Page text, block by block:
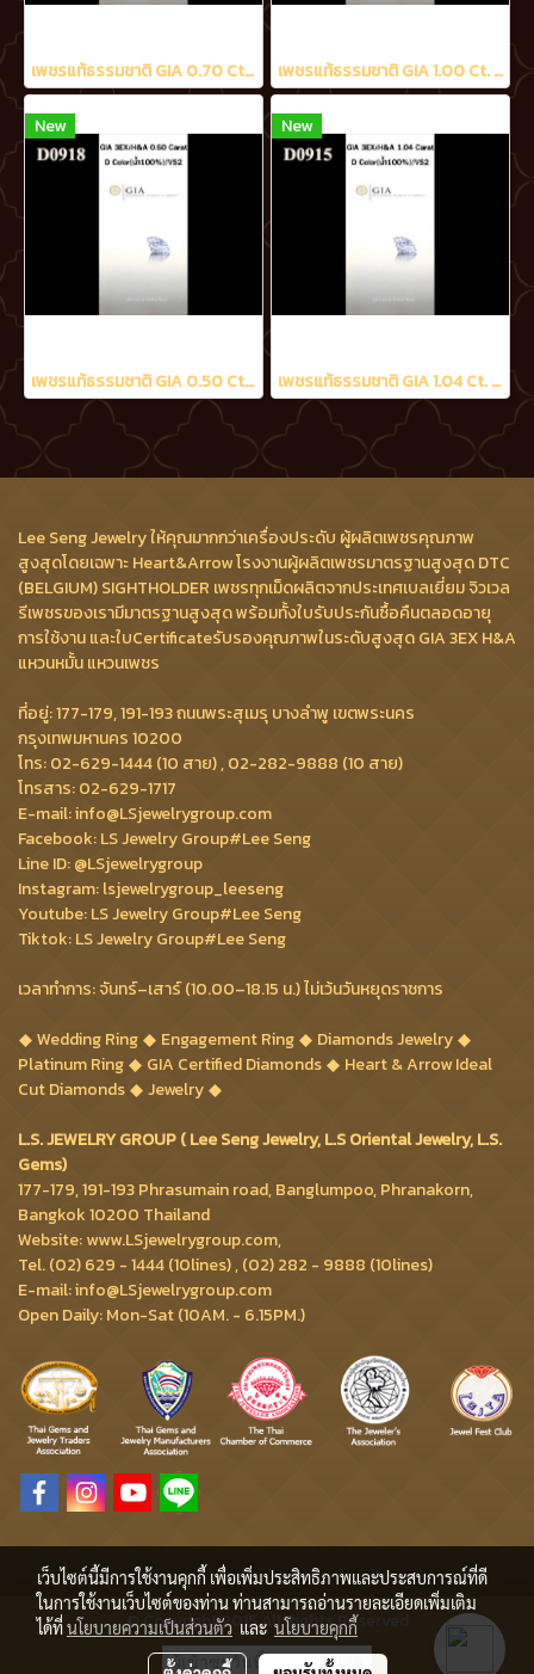
เพชรแท้ธรรมชาติ GIA 0.70 Ct. D/VS2 เพชรแท้ธรรมชาติ GIA 1.00 Ct. D/VS2
New
เพชรแท้ธรรมชาติ GIA 0.50 Ct. D/VS2
New
เพชรแท้ธรรมชาติ GIA 1.04 Ct. D/VS2
Lee Seng Jewelry ให้คุณมากกว่าเครื่องประดับ ผู้ผลิตเพชรคุณภาพ
สูงสุดโดยเฉพาะ Heart&Arrow โรงงานผู้ผลิตเพชรมาตรฐานสูงสุด DTC
(BELGIUM) SIGHTHOLDER เพชรทุกเม็ดผลิตจากประเทศเบลเยี่ยม จิวเวล
รีเพชรของเรามีมาตรฐานสูงสุด พร้อมทั้งใบรับประกันซื้อคืนตลอดอายุ
การใช้งาน และใบCertificateรับรองคุณภาพในระดับสูงสุด GIA 3EX H&A
แหวนหมั้น แหวนเพชร
ที่อยู่: 177-179, 191-193 ถนนพระสุเมรุ บางลำพู เขตพระนคร
กรุงเทพมหานคร 10200
โทร: 02-629-1444 (10 สาย) , 02-282-9888 (10 สาย)
โทรสาร: 02-629-1717
E-mail: info@LSjewelrygroup.com
Facebook: LS Jewelry Group#Lee Seng
Line ID: @LSjewelrygroup
Instagram: lsjewelrygroup_leeseng
Youtube: LS Jewelry Group#Lee Seng
Tiktok: LS Jewelry Group#Lee Seng
เวลาทำการ: จันทร์–เสาร์ (10.00–18.15 น.) ไม่เว้นวันหยุดราชการ
Wedding Ring
Engagement Ring
Diamonds Jewelry
Platinum Ring
GIA Certified Diamonds
Heart & Arrow Ideal
Cut Diamonds
Jewelry
L.S. JEWELRY GROUP ( Lee Seng Jewelry, L.S Oriental Jewelry, L.S.
Gems)
177-179, 191-193 Phrasumain road, Banglumpoo, Phranakorn,
Bangkok 10200 Thailand
Website: www.LSjewelrygroup.com,
Tel. (02) 629 - 1444 (10lines) , (02) 282 - 9888 (10lines)
E-mail: info@LSjewelrygroup.com
Open Daily: Mon-Sat (10AM. - 6.15PM.)
© Copyright 2015 All Rights Reserved
ผู้เข้าชมวันนี้ 2,140
เว็บไซต์นี้มีการใช้งานคุกกี้ เพื่อเพิ่มประสิทธิภาพและประสบการณ์ที่ดี
ในการใช้งานเว็บไซต์ของท่าน ท่านสามารถอ่านรายละเอียดเพิ่มเติม
ได้ที่นโยบายความเป็นส่วนตัว และ นโยบายคุกกี้